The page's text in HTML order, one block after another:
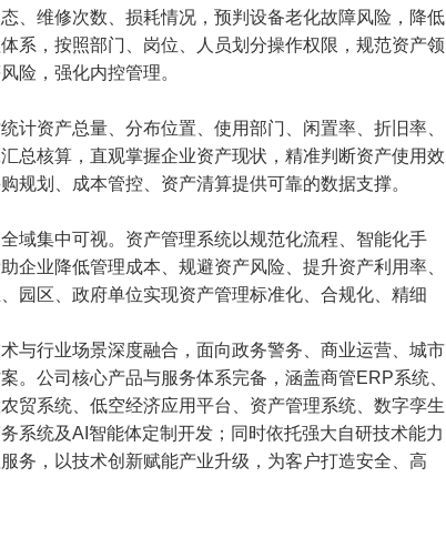
、维修次数、损耗情况，预判设备老化故障风险，降低
系，按照部门、岗位、人员划分操作权限，规范资产领
险，强化内控管理。
计资产总量、分布位置、使用部门、闲置率、折旧率、
总核算，直观掌握企业资产现状，精准判断资产使用效
规划、成本管控、资产清算提供可靠的数据支撑。
域集中可视。资产管理系统以规范化流程、智能化手
企业降低管理成本、规避资产风险、提升资产利用率、
园区、政府单位实现资产管理标准化、合规化、精细
与行业场景深度融合，面向政务警务、商业运营、城市
。公司核心产品与服务体系完备，涵盖商管ERP系统、
贸系统、低空经济应用平台、资产管理系统、数字孪生
系统及AI智能体定制开发；同时依托强大自研技术能力
务，以技术创新赋能产业升级，为客户打造安全、高